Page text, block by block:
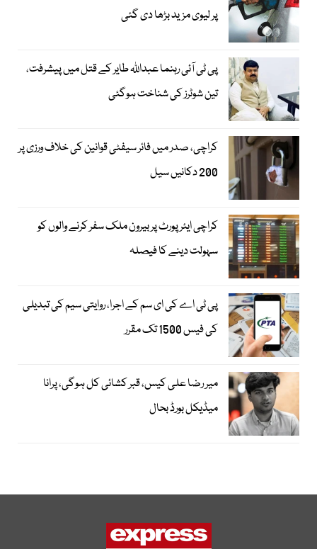
پر لیوی مزید بڑھا دی گئی
پی ٹی آئی رہنما عبداللہ طایر کے قتل میں پیشرفت،
تین شوٹرز کی شناخت ہوگئی
کراچی، صدر میں فائر سیفٹی قوانین کی خلاف ورزی پر
200 دکانیں سیل
کراچی ایئرپورٹ پر بیرون ملک سفر کرنے والوں کو
سہولت دینے کا فیصلہ
پی ٹی اے کی ای سم کے اجرا، روایتی سیم کی تبدیلی
کی فیس 1500 تک مقرر
میر رضا علی کیس، قبر کشائی کل ہوگی، پرانا
میڈیکل بورڈ بحال